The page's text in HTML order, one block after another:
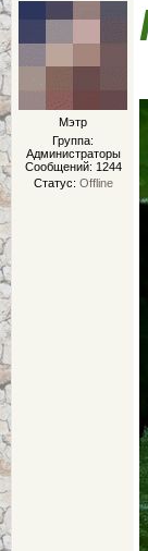
Мэтр
Группа:
Администраторы
Сообщений: 1244
Статус: Offline